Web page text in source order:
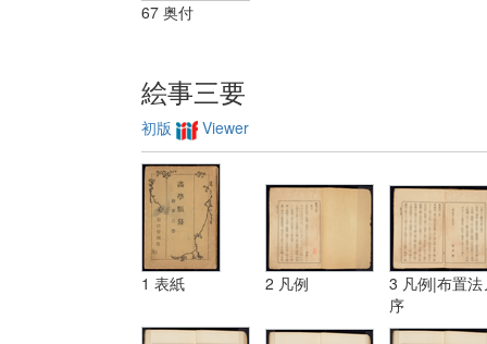
67 奥付
絵事三要
初版 Viewer
1 表紙 2 凡例
3 凡例|布置法
序